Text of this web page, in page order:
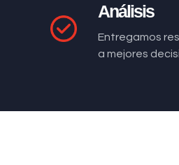
Análisis
Entregamos
a mejores